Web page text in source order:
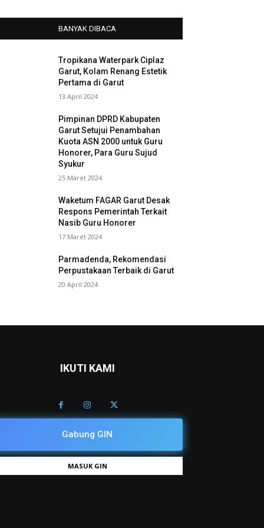
BANYAK DIBACA
Tropikana Waterpark Ciplaz
Garut, Kolam Renang Estetik
Pertama di Garut
13 April 2024
Pimpinan DPRD Kabupaten
Garut Setujui Penambahan
Kuota ASN 2000 untuk Guru
Honorer, Para Guru Sujud
Syukur
25 Maret 2024
Waketum FAGAR Garut Desak
Respons Pemerintah Terkait
Nasib Guru Honorer
17 Maret 2024
Parmadenda, Rekomendasi
Perpustakaan Terbaik di Garut
20 April 2024
IKUTI KAMI
Gabung GIN
MASUK GIN